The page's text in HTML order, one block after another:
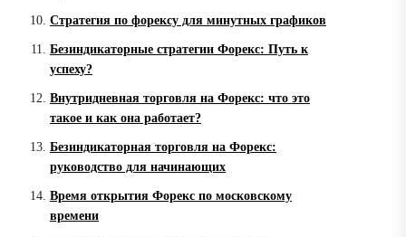
Стратегия по форексу для минутных графиков
Безиндикаторные стратегии Форекс: Путь к
успеху?
Внутридневная торговля на Форекс: что это
такое и как она работает?
Безиндикаторная торговля на Форекс:
руководство для начинающих
Время открытия Форекс по московскому
времени